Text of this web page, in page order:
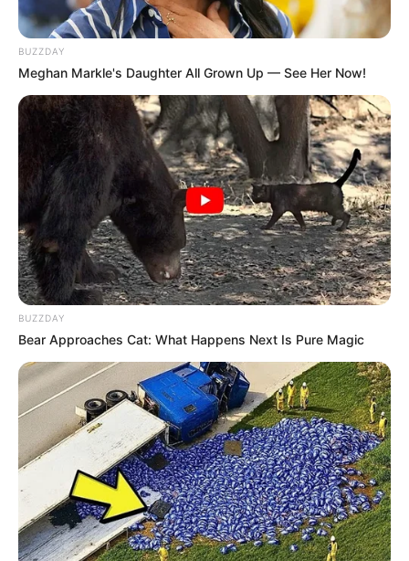
principalmente as que gostam de se aventurar no
universo das linhas e tecidos!
Hoje você vai vercomo fazer um porta alfinetes
em tecido passo a passo. Além de útil, essa
peça sai baratinha, pode ser feita com retalhos
de tecido e fica uma graça. Essa belezura em
BUZZDAY
Meghan Markle's Daughter All Grown Up — See Her Now!
BUZZDAY
Bear Approaches Cat: What Happens Next Is Pure Magic